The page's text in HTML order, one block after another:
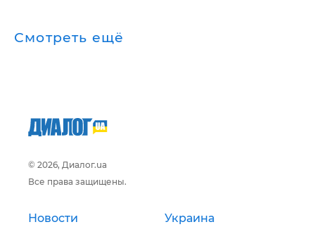
Смотреть ещё
© 2026, Диалог.ua
Все права защищены.
Новости Украина